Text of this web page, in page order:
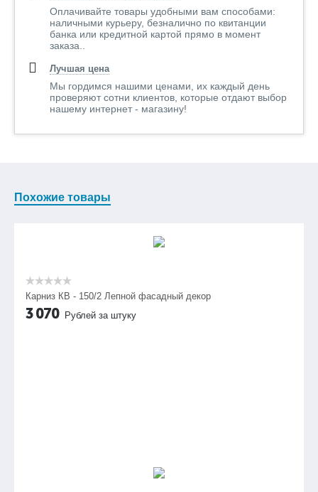
Оплачивайте товары удобными вам способами:
наличными курьеру, безналично по квитанции
банка или кредитной картой прямо в момент
заказа..
Лучшая цена
Мы гордимся нашими ценами, их каждый день
проверяют сотни клиентов, которые отдают выбор
нашему интернет - магазину!
Похожие товары
Карниз КВ - 150/2 Лепной фасадный декор
3 070 Рублей за штуку